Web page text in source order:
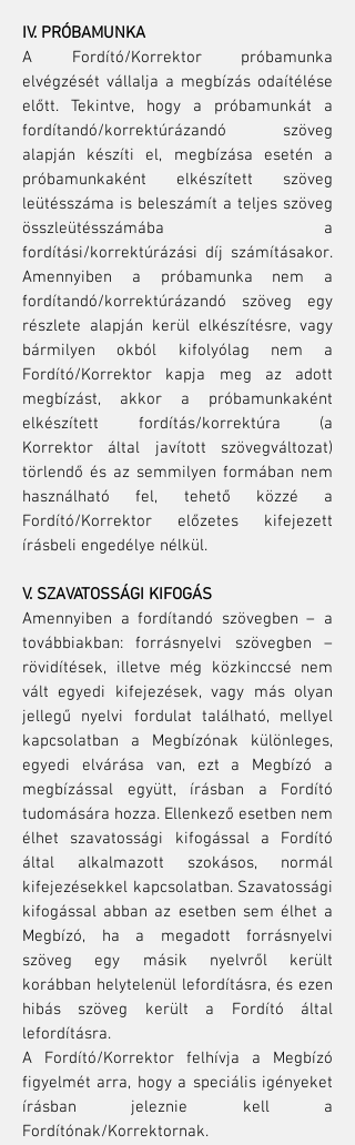
IV. PRÓBAMUNKA
A Fordító/Korrektor próbamunka
elvégzését vállalja a megbízás odaítélése
előtt. Tekintve, hogy a próbamunkát a
fordítandó/korrektúrázandó szöveg
alapján készíti el, megbízása esetén a
próbamunkaként elkészített szöveg
leütésszáma is beleszámít a teljes szöveg
összleütésszámába a
fordítási/korrektúrázási díj számításakor.
Amennyiben a próbamunka nem a
fordítandó/korrektúrázandó szöveg egy
részlete alapján kerül elkészítésre, vagy
bármilyen okból kifolyólag nem a
Fordító/Korrektor kapja meg az adott
megbízást, akkor a próbamunkaként
elkészített fordítás/korrektúra (a
Korrektor által javított szövegváltozat)
törlendő és az semmilyen formában nem
használható fel, tehető közzé a
Fordító/Korrektor előzetes kifejezett
írásbeli engedélye nélkül.
V. SZAVATOSSÁGI KIFOGÁS
Amennyiben a fordítandó szövegben – a
továbbiakban: forrásnyelvi szövegben –
rövidítések, illetve még közkinccsé nem
vált egyedi kifejezések, vagy más olyan
jellegű nyelvi fordulat található, mellyel
kapcsolatban a Megbízónak különleges,
egyedi elvárása van, ezt a Megbízó a
megbízással együtt, írásban a Fordító
tudomására hozza. Ellenkező esetben nem
élhet szavatossági kifogással a Fordító
által alkalmazott szokásos, normál
kifejezésekkel kapcsolatban. Szavatossági
kifogással abban az esetben sem élhet a
Megbízó, ha a megadott forrásnyelvi
szöveg egy másik nyelvről került
korábban helytelenül lefordításra, és ezen
hibás szöveg került a Fordító által
lefordításra.
A Fordító/Korrektor felhívja a Megbízó
figyelmét arra, hogy a speciális igényeket
írásban jeleznie kell a
Fordítónak/Korrektornak.